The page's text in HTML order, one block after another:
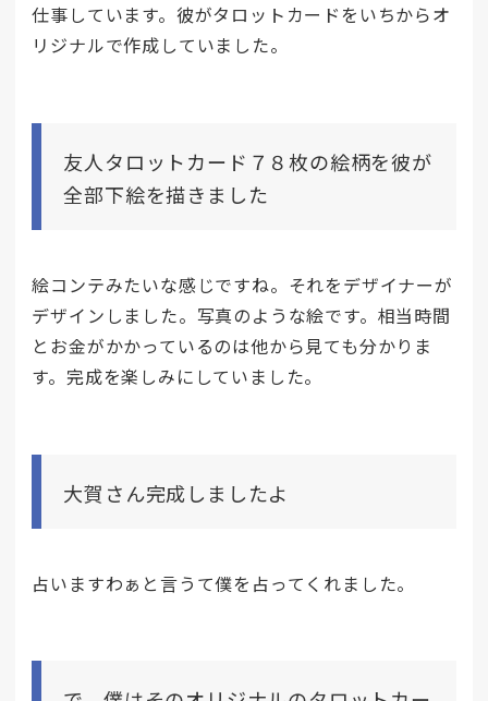
仕事しています。彼がタロットカードをいちからオ
リジナルで作成していました。
友人タロットカード７８枚の絵柄を彼が
全部下絵を描きました
絵コンテみたいな感じですね。それをデザイナーが
デザインしました。写真のような絵です。相当時間
とお金がかかっているのは他から見ても分かりま
す。完成を楽しみにしていました。
大賀さん完成しましたよ
占いますわぁと言うて僕を占ってくれました。